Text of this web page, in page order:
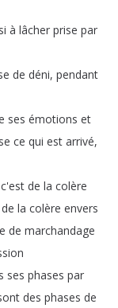
à lâcher prise par
de déni, pendant
ses émotions et
ce qui est arrivé,
c'est de la colère
de la colère envers
de marchandage
ses phases par
des phases de